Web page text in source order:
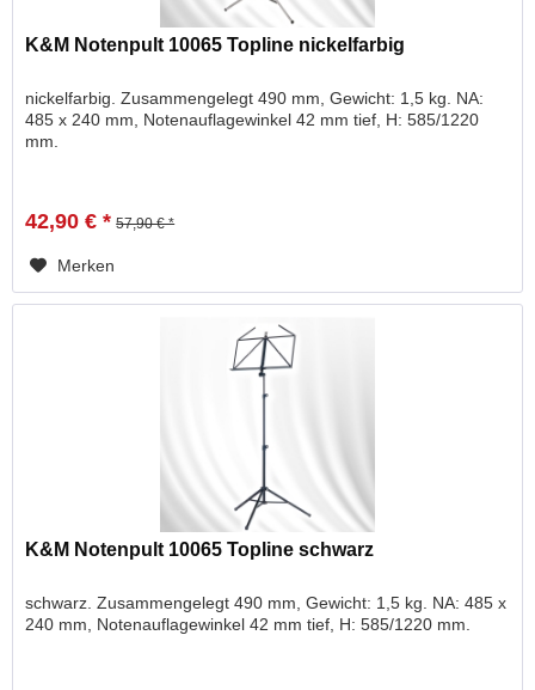
K&M Notenpult 10065 Topline nickelfarbig
nickelfarbig. Zusammengelegt 490 mm, Gewicht: 1,5 kg. NA:
485 x 240 mm, Notenauflagewinkel 42 mm tief, H: 585/1220
mm.
42,90 € * 57,90 € *
Merken
K&M Notenpult 10065 Topline schwarz
schwarz. Zusammengelegt 490 mm, Gewicht: 1,5 kg. NA: 485 x
240 mm, Notenauflagewinkel 42 mm tief, H: 585/1220 mm.